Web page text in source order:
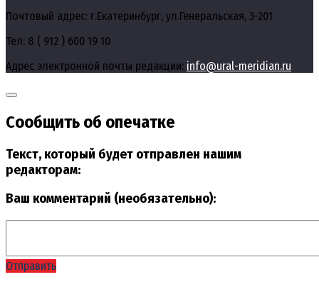
Почтовый адрес: г.Екатеринбург, ул.Генеральская, 3-201
Тел: 8 ( 912 ) 600 19 10
Адрес электронной почты редакции: info@ural-meridian.ru
Сообщить об опечатке
Текст, который будет отправлен нашим
редакторам:
Ваш комментарий (необязательно):
Отправить